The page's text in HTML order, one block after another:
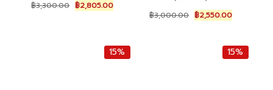
฿3,300.00 Original
price
฿2,805.00Current
price
฿3,000.00 Original
price
฿3,000.00.
฿2,550.00Current
price
฿2,550.00.
15% 15%